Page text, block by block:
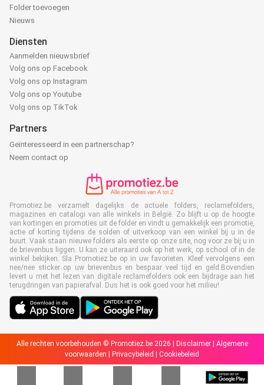
Folder toevoegen
Nieuws
Diensten
Aanmelden nieuwsbrief
Volg ons op Facebook
Volg ons op Instagram
Volg ons op Youtube
Volg ons op TikTok
Partners
Geïnteresseerd in een partnerschap?
Neem contact op
Promotiez.be verzamelt dagelijks de actuele folders, reclamefolders,
magazines en catalogi van alle winkels in België. Zo blijft u op de hoogte
van kortingen en promoties uit de folder en vindt u gemakkelijk een promotie,
actie of korting tijdens de solden of uitverkoop van een winkel bij u in de
buurt. Vaak staan nieuwe folders als eerste op onze site, nog voor ze bij u in
de brievenbus liggen. U kan ze uiteraard ook op het werk, op school of in de
winkel bekijken. Sla Promotiez.be op in uw favorieten. Kleef vervolgens een
nee/nee sticker op uw brievenbus en bespaar veel tijd en geld.Bovendien
levert u met het lezen van digitale reclamefolders ook een bijdrage aan het
terugdringen van papierafval. Dus het is ook goed voor het milieu!
Alle rechten voorbehouden © Promotiez.be 2026 | Disclaimer| Algemene
voorwaarden | Privacybeleid | Cookiebeleid